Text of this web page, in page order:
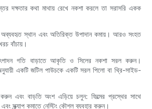
দক্ষতার কথা মাথায় রেখে নকশা করলে তা সরাসরি একক
অব্যবহৃত স্থান এবং অতিরিক্ত উপাদান কমায়। আরও সংহত
বাঁচায়।
গতি বাড়াতে আকৃতি ও সিলের নকশা সরল করুন।
একটি জটিল পাউচকে একটি সরল পিলো বা থ্রি-সাইড-
এবং বাড়তি অংশ এড়িয়ে চলুন: ফিল্মের প্রস্থের সাথে
স্ক্র্যাপ কমাতে নেস্টিং কৌশল ব্যবহার করুন।